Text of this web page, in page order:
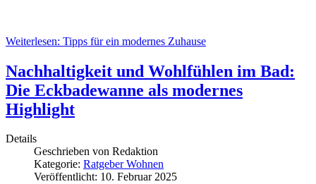
Weiterlesen: Tipps für ein modernes Zuhause
Nachhaltigkeit und Wohlfühlen im Bad:
Die Eckbadewanne als modernes
Highlight
Details
Geschrieben von Redaktion
Kategorie: Ratgeber Wohnen
Veröffentlicht: 10. Februar 2025